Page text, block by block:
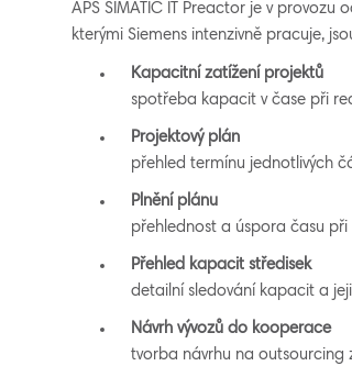
APS SIMATIC IT Preactor je v provozu
kterými Siemens intenzivně pracuje,
Kapacitní zatížení projektů
spotřeba kapacit v čase při
Projektový plán
přehled termínu jednotlivých
Plnění plánu
přehlednost a úspora času
Přehled kapacit středisek
detailní sledování kapacit a
Návrh vývozů do kooperace
tvorba návrhu na outsourcing